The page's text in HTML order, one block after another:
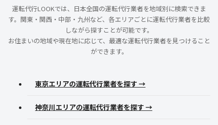
運転代行LOOKでは、日本全国の運転代行業者を地域別に検索できま
す。関東・関西・中部・九州など、各エリアごとに運転代行業者を比較
しながら探すことが可能です。
お住まいの地域や現在地に応じて、最適な運転代行業者を見つけること
ができます。
東京エリアの運転代行業者を探す →
神奈川エリアの運転代行業者を探す →